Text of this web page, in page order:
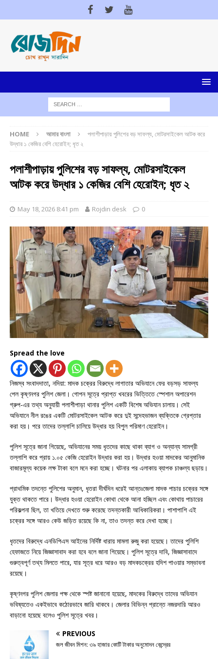
HOME আমার বাংলা
পলাশীপাড়ায় পুলিশের বড় সাফল্য, মোটরসাইকেল আটক করে
উদ্ধার ১ কেজির বেশি হেরোইন; ধৃত ২
পলাশীপাড়ায় পুলিশের বড় সাফল্য, মোটরসাইকেল
আটক করে উদ্ধার ১ কেজির বেশি হেরোইন; ধৃত ২
May 18, 2026 8:41 pm Rojdin desk 0
Spread the love
নিজস্ব সংবাদদাতা, নদিয়া: মাদক চক্রের বিরুদ্ধে লাগাতার অভিযানে ফের বড়সড় সাফল্য
পেল কৃষ্ণনগর পুলিশ জেলা। গোপন সূত্রে প্রাপ্ত খবরের ভিত্তিতে স্পেশাল অপারেশন
গ্রুপ-এর তথ্য অনুযায়ী পলাশীপাড়া থানার পুলিশ একটি বিশেষ অভিযান চালায়। সেই
অভিযানে নীল রঙের একটি মোটরসাইকেল আটক করে দুই সন্দেহভাজন ব্যক্তিকে গ্রেপ্তার
করা হয়। পরে তাদের তল্লাশি চালিয়ে উদ্ধার হয় বিপুল পরিমাণ হেরোইন।
পুলিশ সূত্রে জানা গিয়েছে, অভিযানের সময় ধৃতদের কাছে থাকা ব্যাগ ও অন্যান্য সামগ্রী
তল্লাশি করে প্রায় ১.০৫ কেজি হেরোইন উদ্ধার করা হয়। উদ্ধার হওয়া মাদকের আনুমানিক
বাজারমূল্য কয়েক লক্ষ টাকা বলে মনে করা হচ্ছে। ঘটনার পর এলাকায় ব্যাপক চাঞ্চল্য ছড়ায়।
প্রাথমিক তদন্তে পুলিশের অনুমান, ধৃতরা দীর্ঘদিন ধরেই আন্তঃজেলা মাদক পাচার চক্রের সঙ্গে
যুক্ত থাকতে পারে। উদ্ধার হওয়া হেরোইন কোথা থেকে আনা হচ্ছিল এবং কোথায় পাচারের
পরিকল্পনা ছিল, তা খতিয়ে দেখতে শুরু করেছে তদন্তকারী আধিকারিকরা। পাশাপাশি এই
চক্রের সঙ্গে আরও কেউ জড়িত রয়েছে কি না, তাও তদন্ত করে দেখা হচ্ছে।
ধৃতদের বিরুদ্ধে এনডিপিএস আইনের নির্দিষ্ট ধারায় মামলা রুজু করা হয়েছে। তাদের পুলিশি
হেফাজতে নিয়ে জিজ্ঞাসাবাদ করা হবে বলে জানা গিয়েছে। পুলিশ সূত্রে দাবি, জিজ্ঞাসাবাদে
গুরুত্বপূর্ণ তথ্য মিলতে পারে, যার সূত্র ধরে আরও বড় মাদকচক্রের হদিশ পাওয়ার সম্ভাবনা
রয়েছে।
কৃষ্ণনগর পুলিশ জেলার পক্ষ থেকে স্পষ্ট জানানো হয়েছে, মাদকের বিরুদ্ধে তাদের অভিযান
ভবিষ্যতেও একইভাবে কঠোরভাবে জারি থাকবে। জেলার বিভিন্ন প্রান্তে নজরদারি আরও
বাড়ানো হয়েছে বলেও পুলিশ সূত্রে খবর।
PREVIOUS
জল জীবন মিশন: ৩৯ হাজার কোটি টাকার অনুমোদন কেন্দ্রের